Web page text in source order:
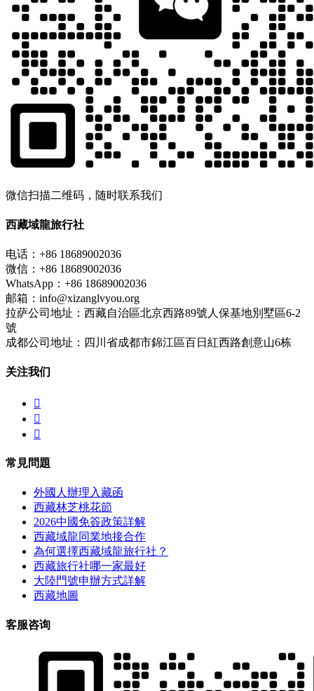
微信扫描二维码，随时联系我们
西藏域龍旅行社
电话：+86 18689002036
微信：+86 18689002036
WhatsApp：+86 18689002036
邮箱：info@xizanglvyou.org
拉萨公司地址：西藏自治區北京西路89號人保基地別墅區6-2
號
成都公司地址：四川省成都市錦江區百日紅西路創意山6栋
关注我们



常見問題
外國人辦理入藏函
西藏林芝桃花節
2026中國免簽政策詳解
西藏域龍同業地接合作
為何選擇西藏域龍旅行社？
西藏旅行社哪一家最好
大陸門號申辦方式詳解
西藏地圖
客服咨询